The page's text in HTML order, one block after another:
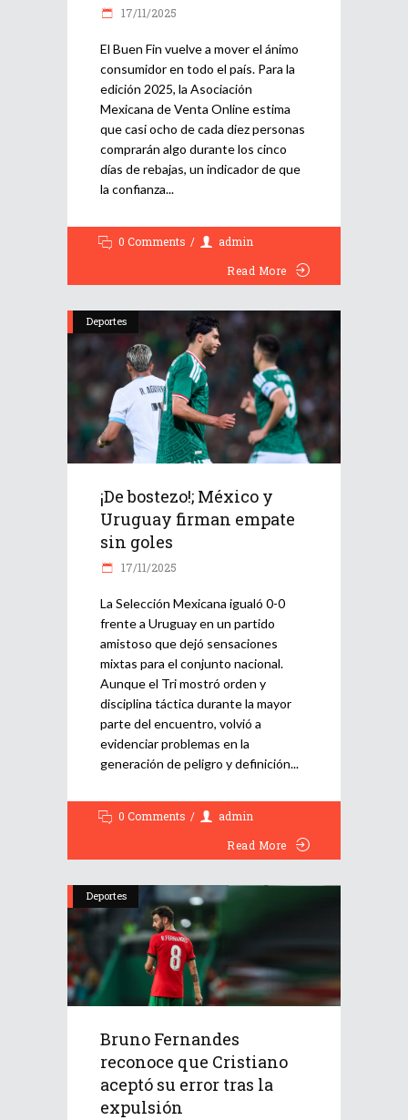
17/11/2025
El Buen Fin vuelve a mover el ánimo
consumidor en todo el país. Para la
edición 2025, la Asociación
Mexicana de Venta Online estima
que casi ocho de cada diez personas
comprarán algo durante los cinco
días de rebajas, un indicador de que
la confianza
0 Comments
admin
Read More
Deportes
¡De bostezo!; México y
Uruguay firman empate
sin goles
17/11/2025
La Selección Mexicana igualó 0-0
frente a Uruguay en un partido
amistoso que dejó sensaciones
mixtas para el conjunto nacional.
Aunque el Tri mostró orden y
disciplina táctica durante la mayor
parte del encuentro, volvió a
evidenciar problemas en la
generación de peligro y definición
0 Comments
admin
Read More
Deportes
Bruno Fernandes
reconoce que Cristiano
aceptó su error tras la
expulsión